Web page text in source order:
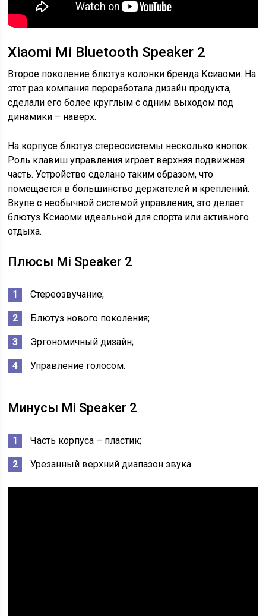
Xiaomi Mi Bluetooth Speaker 2
Второе поколение блютуз колонки бренда Ксиаоми. На
этот раз компания переработала дизайн продукта,
сделали его более круглым с одним выходом под
динамики – наверх.
На корпусе блютуз стереосистемы несколько кнопок.
Роль клавиш управления играет верхняя подвижная
часть. Устройство сделано таким образом, что
помещается в большинство держателей и креплений.
Вкупе с необычной системой управления, это делает
блютуз Ксиаоми идеальной для спорта или активного
отдыха.
Плюсы Mi Speaker 2
Стереозвучание;
Блютуз нового поколения;
Эргономичный дизайн;
Управление голосом.
Минусы Mi Speaker 2
Часть корпуса – пластик;
Урезанный верхний диапазон звука.